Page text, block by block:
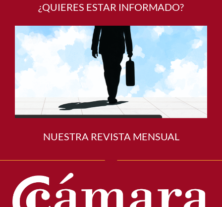
¿QUIERES ESTAR INFORMADO?
NUESTRA REVISTA MENSUAL